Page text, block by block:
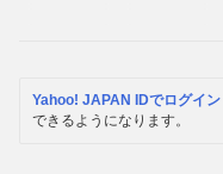
Yahoo! JAPAN IDでログイン
できるようになります。